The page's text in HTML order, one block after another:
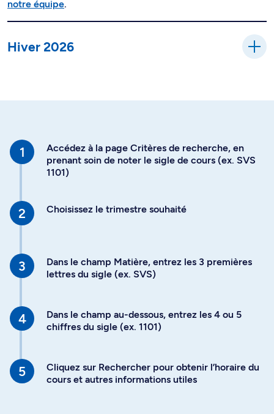
notre équipe.
Hiver 2026
Accédez à la page Critères de recherche, en
prenant soin de noter le sigle de cours (ex. SVS
1101)
Choisissez le trimestre souhaité
Dans le champ Matière, entrez les 3 premières
lettres du sigle (ex. SVS)
Dans le champ au-dessous, entrez les 4 ou 5
chiffres du sigle (ex. 1101)
Cliquez sur Rechercher pour obtenir l’horaire du
cours et autres informations utiles